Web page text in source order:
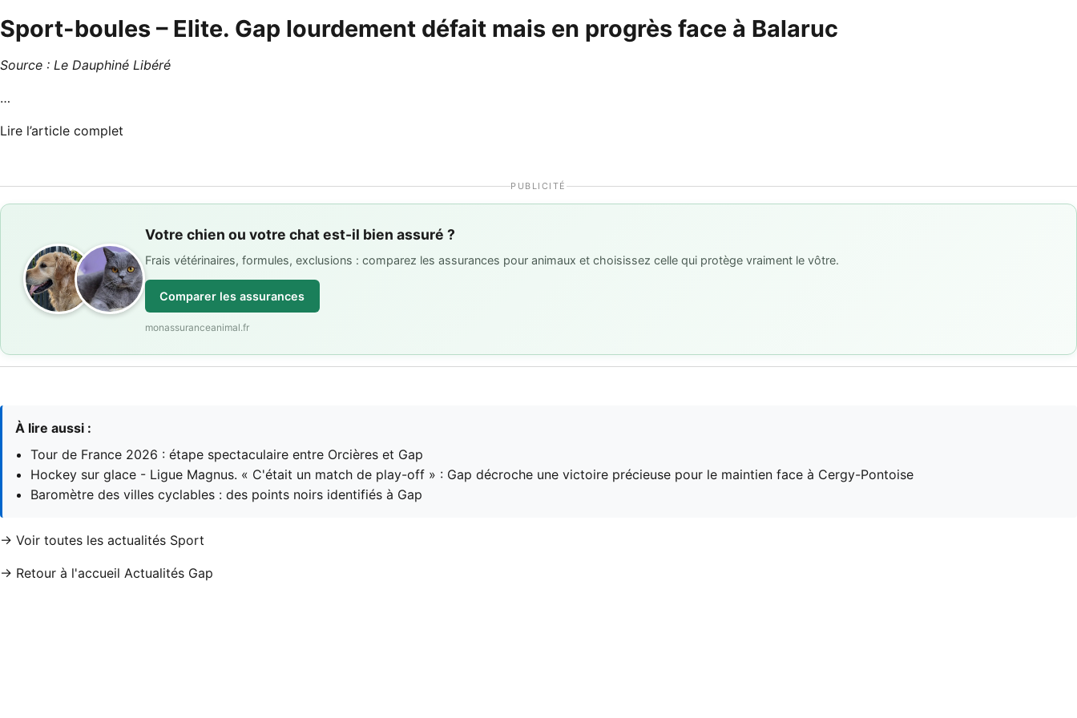
Sport-boules – Elite. Gap lourdement défait mais en progrès face à Balaruc
Source : Le Dauphiné Libéré
…
Lire l’article complet
PUBLICITÉ
Votre chien ou votre chat est-il bien assuré ?
Frais vétérinaires, formules, exclusions : comparez les assurances pour animaux et choisissez celle qui protège vraiment le vôtre.
Comparer les assurances
monassuranceanimal.fr
À lire aussi :
Tour de France 2026 : étape spectaculaire entre Orcières et Gap
Hockey sur glace - Ligue Magnus. « C'était un match de play-off » : Gap décroche une victoire précieuse pour le maintien face à Cergy-Pontoise
Baromètre des villes cyclables : des points noirs identifiés à Gap
→ Voir toutes les actualités Sport
→ Retour à l'accueil Actualités Gap